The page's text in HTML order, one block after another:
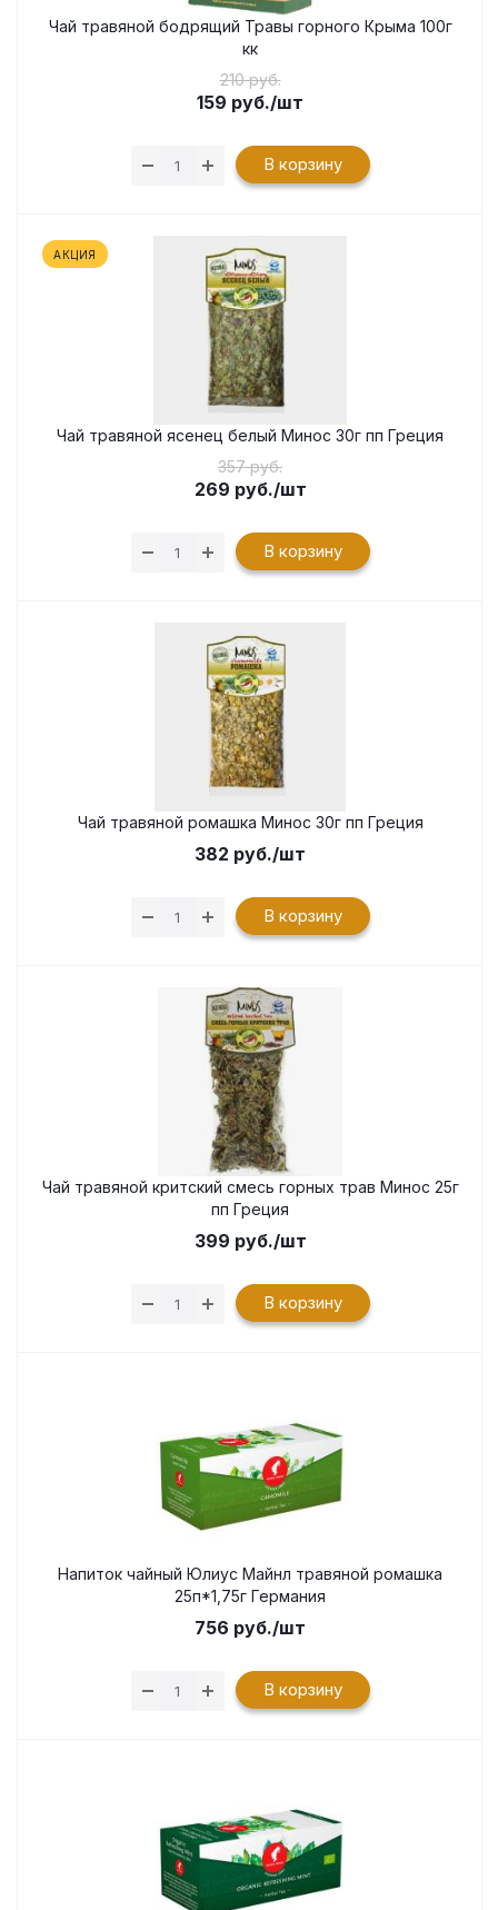
Чай травяной бодрящий Травы горного Крыма 100г
кк
210 руб.
159 руб./шт
В корзину
АКЦИЯ
Чай травяной ясенец белый Минос 30г пп Греция
357 руб.
269 руб./шт
В корзину
Чай травяной ромашка Минос 30г пп Греция
382 руб./шт
В корзину
Чай травяной критский смесь горных трав Минос 25г
пп Греция
399 руб./шт
В корзину
Напиток чайный Юлиус Майнл травяной ромашка
25п*1,75г Германия
756 руб./шт
В корзину